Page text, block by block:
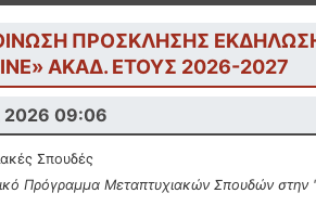
ΠΡΟΣΚΛΗΣΗΣ
ΑΚΑΔ. ΕΤΟΥΣ 2026-2027
2026 09:06
Σπουδές
Πρόγραμμα Μεταπτυχιακών Σπουδών στην